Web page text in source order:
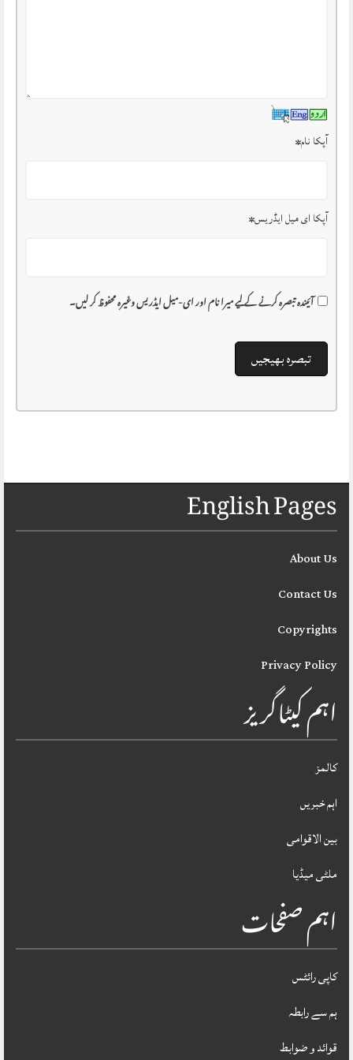
آپکا نام*
آپکا ای میل ایڈریس*
آئیندہ تبصرہ کرنے کے لیے میرا نام اور ای-میل ایڈریس وغیرہ محفوظ کر لیں۔
English Pages
About Us
Contact Us
Copyrights
Privacy Policy
اہم کیٹاگریز
کالمز
اہم خبریں
بین الاقوامی
ملٹی میڈیا
اہم صفحات
کاپی رائٹس
ہم سے رابطہ
قوائد و ضوابط